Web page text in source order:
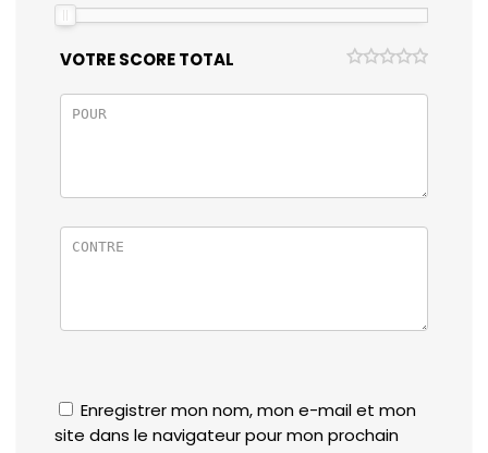
VOTRE SCORE TOTAL
Enregistrer mon nom, mon e-mail et mon
site dans le navigateur pour mon prochain